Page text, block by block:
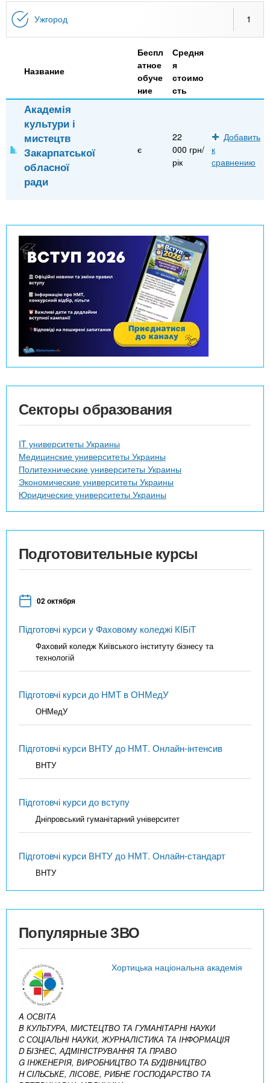
n
t
.
i
n
f
o
а
и
Онлайн курсы
За рубежом
Ужгород 1
Название
Беспл
атное
обуче
ние
Средня
я
стоимо
сть
Академія
культури і
мистецтв
Закарпатської
обласної
ради
є
22
000 грн/
рік
Добавить
к
сравнению
Секторы образования
IT университеты Украины
Медицинские университеты Украины
Политехнические университеты Украины
Экономические университеты Украины
Юридические университеты Украины
Подготовительные курсы
02 октября
Підготовчі курси у Фаховому коледжі КІБіТ
Фаховий коледж Київського інституту бізнесу та
технологій
Підготовчі курси до НМТ в ОНМедУ
ОНМедУ
Підготовчі курси ВНТУ до НМТ. Онлайн-інтенсив
ВНТУ
Підготовчі курси до вступу
Дніпровський гуманітарний університет
Підготовчі курси ВНТУ до НМТ. Онлайн-стандарт
ВНТУ
Популярные ЗВО
Хортицька національна академія
A ОСВІТА
B КУЛЬТУРА, МИСТЕЦТВО ТА ГУМАНІТАРНІ НАУКИ
C СОЦІАЛЬНІ НАУКИ, ЖУРНАЛІСТИКА ТА ІНФОРМАЦІЯ
D БІЗНЕС, АДМІНІСТРУВАННЯ ТА ПРАВО
G ІНЖЕНЕРІЯ, ВИРОБНИЦТВО ТА БУДІВНИЦТВО
H СІЛЬСЬКЕ, ЛІСОВЕ, РИБНЕ ГОСПОДАРСТВО ТА